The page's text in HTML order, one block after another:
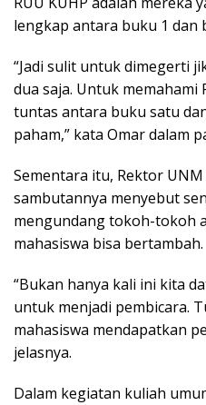
lengkap antara buku 1 dan
“Jadi sulit untuk dimegerti
dua saja. Untuk memahami
tuntas antara buku satu
paham,” kata Omar dalam
Sementara itu, Rektor
sambutannya menyebut
mengundang tokoh-tokoh
mahasiswa bisa bertambah.
“Bukan hanya kali ini kita
untuk menjadi pembicara.
mahasiswa mendapatkan
jelasnya.
Dalam kegiatan kuliah